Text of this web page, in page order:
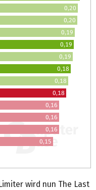
0,20
0,20
0,19
0,19
0,19
0,18
0,18
0,18
0,16
0,16
0,16
0,15
wird nun The Last